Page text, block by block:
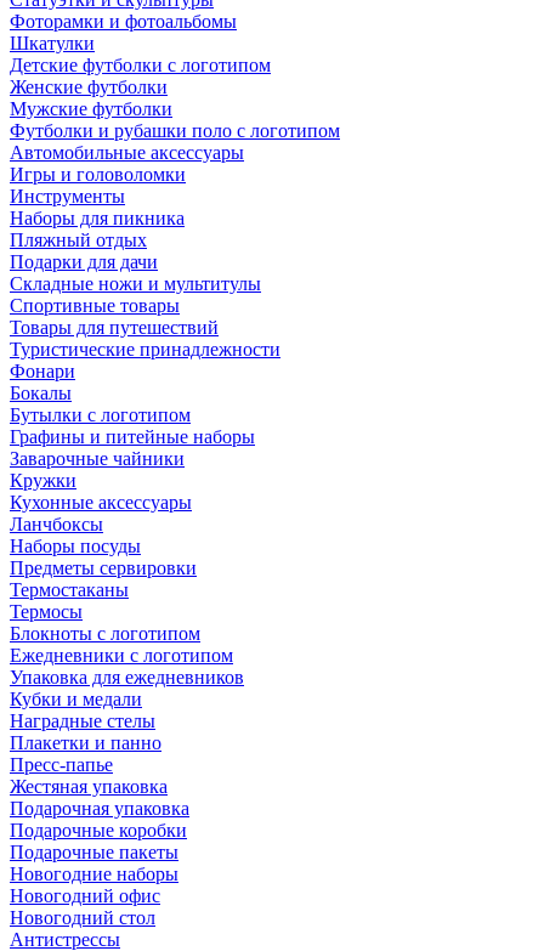
Фоторамки и фотоальбомы
Шкатулки
Детские футболки с логотипом
Женские футболки
Мужские футболки
Футболки и рубашки поло с логотипом
Автомобильные аксессуары
Игры и головоломки
Инструменты
Наборы для пикника
Пляжный отдых
Подарки для дачи
Складные ножи и мультитулы
Спортивные товары
Товары для путешествий
Туристические принадлежности
Фонари
Бокалы
Бутылки с логотипом
Графины и питейные наборы
Заварочные чайники
Кружки
Кухонные аксессуары
Ланчбоксы
Наборы посуды
Предметы сервировки
Термостаканы
Термосы
Блокноты с логотипом
Ежедневники с логотипом
Упаковка для ежедневников
Кубки и медали
Наградные стелы
Плакетки и панно
Пресс-папье
Жестяная упаковка
Подарочная упаковка
Подарочные коробки
Подарочные пакеты
Новогодние наборы
Новогодний офис
Новогодний стол
Антистрессы